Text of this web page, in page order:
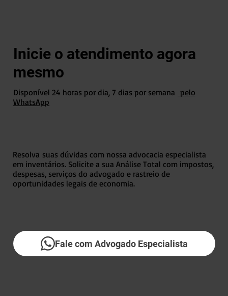
Inicie o atendimento agora
mesmo
Disponível 24 horas por dia, 7 dias por semana pelo
WhatsApp
Resolva suas dúvidas com nossa advocacia especialista
em inventários. Solicite a sua Análise Total com impostos,
despesas, serviços do advogado e rastreio de
oportunidades legais de economia.
Fale com Advogado Especialista